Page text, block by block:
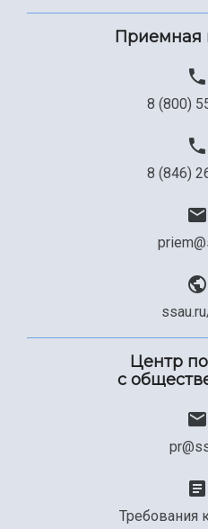
Приемная
8 (800)
8 (846)
Центр
с
Требования